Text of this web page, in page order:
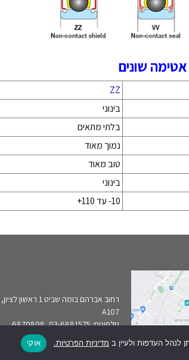
אטימה שונים
ZZ
בינוני
בלתי מתאים
נמוך מאוד
טוב מאוד
בינוני
10- עד 110+
רחוב אברהם בומה שביט 1
A107
טלפונים: 03-6881575, 6870808
sa@bearing.co.il
לנהל העדפות ולעיין ב מדיניות הפרטיות. אוקי